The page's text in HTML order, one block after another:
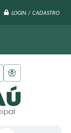
LOGIN / CADASTRO